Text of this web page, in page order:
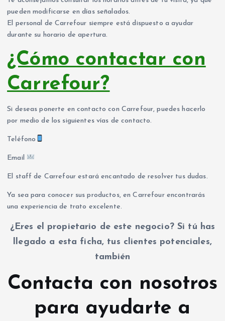
pueden modificarse en días señalados.
El personal de Carrefour siempre está dispuesto a ayudar
durante su horario de apertura.
¿Cómo contactar con
Carrefour?
Si deseas ponerte en contacto con Carrefour, puedes hacerlo
por medio de los siguientes vías de contacto.
Teléfono
Email
El staff de Carrefour estará encantado de resolver tus dudas.
Ya sea para conocer sus productos, en Carrefour encontrarás
una experiencia de trato excelente.
¿Eres el propietario de este negocio? Si tú has
llegado a esta ficha, tus clientes potenciales,
también
Contacta con nosotros
para ayudarte a